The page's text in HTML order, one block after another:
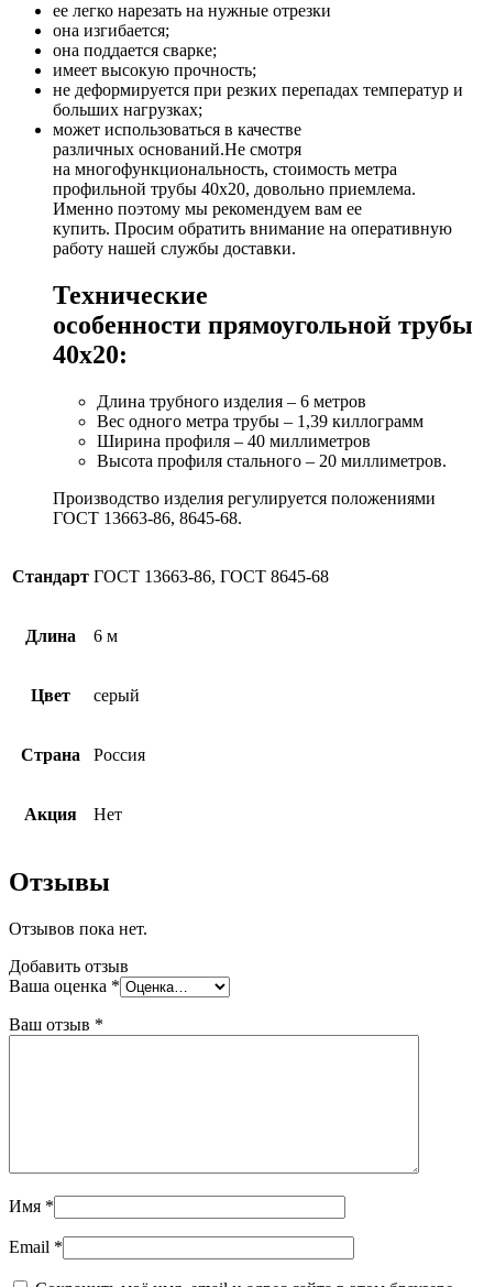
ее легко нарезать на нужные отрезки
она изгибается;
она поддается сварке;
имеет высокую прочность;
не деформируется при резких перепадах температур и
больших нагрузках;
может использоваться в качестве
различных оснований.Не смотря
на многофункциональность, стоимость метра
профильной трубы 40х20, довольно приемлема.
Именно поэтому мы рекомендуем вам ее
купить. Просим обратить внимание на оперативную
работу нашей службы доставки.
Технические
особенности прямоугольной трубы
40х20:
Длина трубного изделия – 6 метров
Вес одного метра трубы – 1,39 киллограмм
Ширина профиля – 40 миллиметров
Высота профиля стального – 20 миллиметров.
Производство изделия регулируется положениями
ГОСТ 13663-86, 8645-68.
Стандарт ГОСТ 13663-86, ГОСТ 8645-68
Длина 6 м
Цвет серый
Страна Россия
Акция Нет
Отзывы
Отзывов пока нет.
Добавить отзыв
Ваша оценка *
Ваш отзыв *
Имя *
Email *